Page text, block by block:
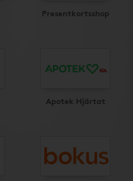
Presentkortsshop
Apotek Hjärtat